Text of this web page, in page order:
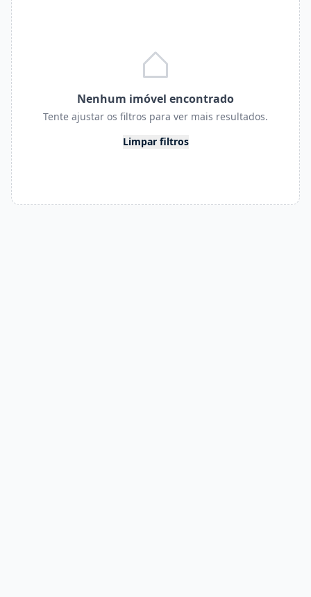
Nenhum imóvel encontrado
Tente ajustar os filtros para ver mais resultados.
Limpar filtros